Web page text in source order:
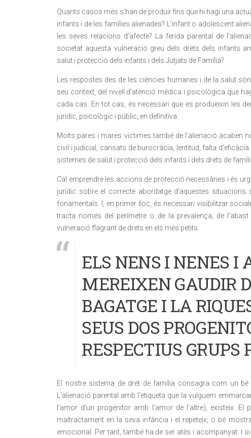
Quants casos més s’han de produir fins que hi hagi una
infants i de les famílies alienades? L’infant o adolescent
les seves relacions d’afecte? La ferida parental de
societat aquesta vulneració greu dels drets dels infants
salut i protecció dels infants i dels Jutjats de Família?
Les respostes des de les ciències humanes i de la salut
seu context, del nivell d’atenció mèdica i psicològica que
cada cas. En tot cas, és necessari que es produeixin les
jurídic, psicològic i públic, en definitiva.
Molts pares i mares víctimes també de l’alienació acaben
civil i judicial, cansats de burocràcia, lentitud, falta
sistemes de salut i protecció dels infants i dels drets de
Cal emprendre les accions de protecció necessàries i és
jurídic sobre el correcte abordatge d’aquestes
fonamentals. I, en primer lloc, és necessari visibilitzar
tracta només del perímetre o de la prevalença, de
vulneració flagrant de drets en els més petits.
ELS NENS I NENES I
MEREIXEN GAUDIR
BAGATGE I LA
SEUS DOS
RESPECTIUS
El nostre sistema de dret de família consagra com un
L’alienació parental amb l’etiqueta que la vulguem
l’amor d’un progenitor amb l’amor de l’altre), existeix.
maltractament en la seva infància i el repeteix, o bé
emocional. Per tant, també ha de ser atès i acompanyat. I